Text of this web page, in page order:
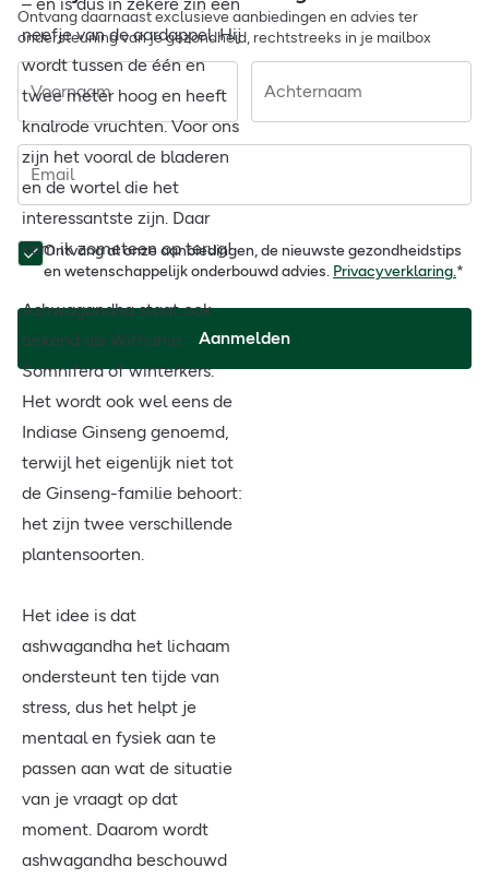
neefje van de aardappel. Hij
wordt tussen de één en
twee meter hoog en heeft
knalrode vruchten. Voor ons
zijn het vooral de bladeren
en de wortel die het
interessantste zijn. Daar
kom ik zometeen op terug!
Ashwagandha staat ook
bekend als Withania
Somnifera of winterkers.
Het wordt ook wel eens de
Indiase Ginseng genoemd,
terwijl het eigenlijk niet tot
de Ginseng-familie behoort:
het zijn twee verschillende
plantensoorten.
Het idee is dat
ashwagandha het lichaam
ondersteunt ten tijde van
stress, dus het helpt je
mentaal en fysiek aan te
passen aan wat de situatie
van je vraagt op dat
moment. Daarom wordt
ashwagandha beschouwd
Ontvang daarnaast exclusieve aanbiedingen en advies ter
ondersteuning van je gezondheid, rechtstreeks in je mailbox
Voornaam Achternaam
Email
Ontvang al onze aanbiedingen, de nieuwste gezondheidstips
en wetenschappelijk onderbouwd advies. Privacyverklaring.*
Aanmelden